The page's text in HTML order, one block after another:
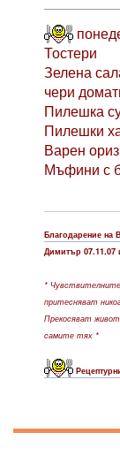
Тостери
Зелена
чери
Пилешка
Пилешки
Варен ориз
Мъфини с
Благодарение на
Димитър 07.11.07
*
притесняват
Прекосяват
самите тях *